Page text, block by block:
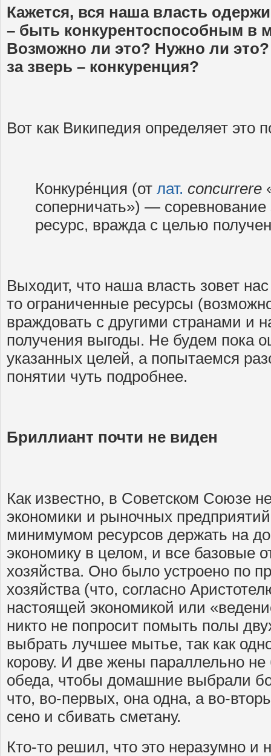
Кажется, вся наша власть
– быть конкурентоспособным в
Возможно ли это? Нужно ли
за зверь – конкуренция?
Вот как Википедия определяет это
Конкуре́нция (отлат. concurrere
соперничать») — соревнование
ресурс, вражда с целью
Выходит, что наша власть зовет
то ограниченные ресурсы
враждовать с другими странами и
получения выгоды. Не будем пока
указанных целей, а попытаемся
понятии чуть подробнее.
Бриллиант почти не виден
Как известно, в Советском Союзе
экономики и рыночных
минимумом ресурсов держать на
экономику в целом, и все базовые
хозяйства. Оно было устроено по
хозяйства (что, согласно
настоящей экономикой или
никто не попросит помыть полы
выбрать лучшее мытье, так как
корову. И две жены параллельно не
обеда, чтобы домашние выбрали
что, во-первых, она одна, а во-
сено и сбивать сметану.
Кто-то решил, что это неразумно и